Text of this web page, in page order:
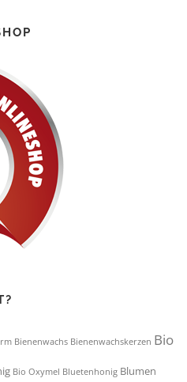
Bienenwachs Bienenwachskerzen Bio
Bio Oxymel Bluetenhonig Blumen